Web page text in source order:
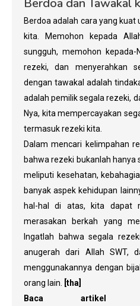
Berdoa dan Tawakal
Berdoa adalah cara yang
kita. Memohon kepada
sungguh, memohon
rezeki, dan menyerahkan
dengan tawakal adalah
adalah pemilik segala rezeki,
Nya, kita mempercayakan
termasuk rezeki kita.
Dalam mencari kelimpahan
bahwa rezeki bukanlah hanya
meliputi kesehatan,
banyak aspek kehidupan
hal-hal di atas, kita dapat
merasakan berkah yang
Ingatlah bahwa segala
anugerah dari Allah SWT,
menggunakannya dengan
orang lain.
[tha]
Baca artikel